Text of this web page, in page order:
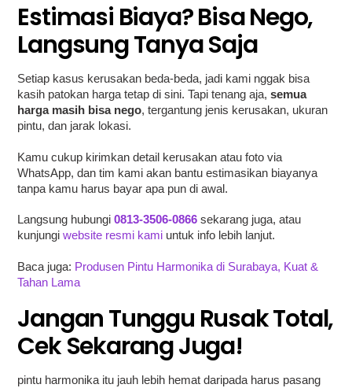
Estimasi Biaya? Bisa Nego,
Langsung Tanya Saja
Setiap kasus kerusakan beda-beda, jadi kami nggak bisa
kasih patokan harga tetap di sini. Tapi tenang aja,semua
harga masih bisa nego, tergantung jenis kerusakan, ukuran
pintu, dan jarak lokasi.
Kamu cukup kirimkan detail kerusakan atau foto via
WhatsApp, dan tim kami akan bantu estimasikan biayanya
tanpa kamu harus bayar apa pun di awal.
Langsung hubungi0813-3506-0866 sekarang juga, atau
kunjungiwebsite resmi kami untuk info lebih lanjut.
Baca juga: Produsen Pintu Harmonika di Surabaya, Kuat &
Tahan Lama
Jangan Tunggu Rusak Total,
Cek Sekarang Juga!
pintu harmonika itu jauh lebih hemat daripada harus pasang